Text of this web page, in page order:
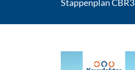
Stappenplan CBR3